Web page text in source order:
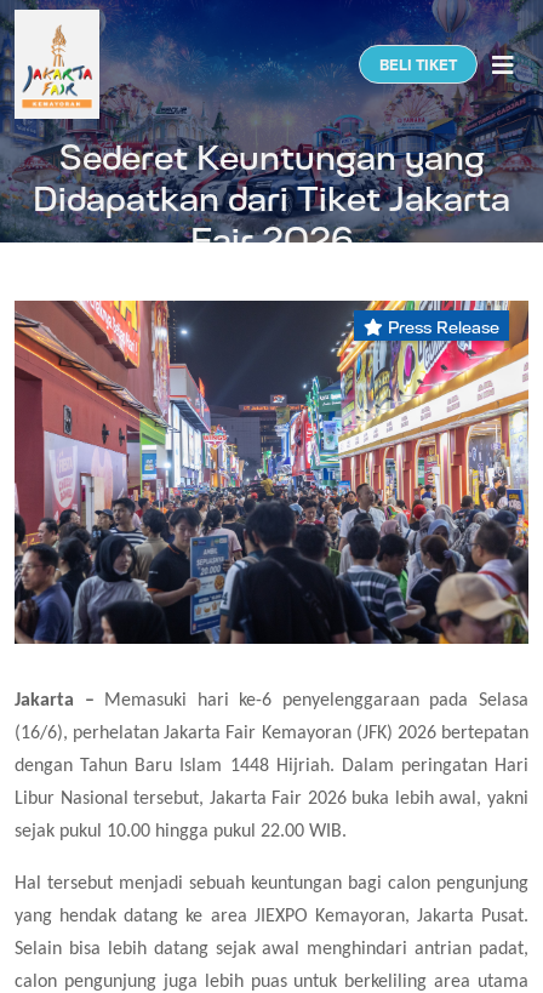
BELI TIKET
Sederet Keuntungan yang
Didapatkan dari Tiket Jakarta
Fair 2026
Press Release
Jakarta –
Memasuki hari ke-6 penyelenggaraan pada Selasa
(16/6), perhelatan Jakarta Fair Kemayoran (JFK) 2026 bertepatan
dengan Tahun Baru Islam 1448 Hijriah. Dalam peringatan Hari
Libur Nasional tersebut, Jakarta Fair 2026 buka lebih awal, yakni
sejak pukul 10.00 hingga pukul 22.00 WIB.
Hal tersebut menjadi sebuah keuntungan bagi calon pengunjung
yang hendak datang ke area JIEXPO Kemayoran, Jakarta Pusat.
Selain bisa lebih datang sejak awal menghindari antrian padat,
calon pengunjung juga lebih puas untuk berkeliling area utama